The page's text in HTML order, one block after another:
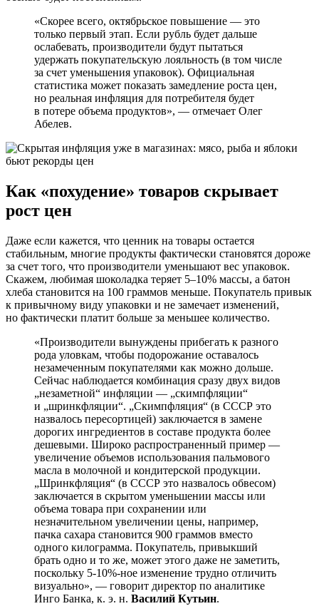
«Скорее всего, октябрьское повышение — это
только первый этап. Если рубль будет дальше
ослабевать, производители будут пытаться
удержать покупательскую лояльность (в том числе
за счет уменьшения упаковок). Официальная
статистика может показать замедление роста цен,
но реальная инфляция для потребителя будет
в потере объема продуктов», — отмечает Олег
Абелев.
Как «похудение» товаров скрывает
рост цен
Даже если кажется, что ценник на товары остается
стабильным, многие продукты фактически становятся дороже
за счет того, что производители уменьшают вес упаковок.
Скажем, любимая шоколадка теряет 5–10% массы, а батон
хлеба становится на 100 граммов меньше. Покупатель привык
к привычному виду упаковки и не замечает изменений,
но фактически платит больше за меньшее количество.
«Производители вынуждены прибегать к разного
рода уловкам, чтобы подорожание оставалось
незамеченным покупателями как можно дольше.
Сейчас наблюдается комбинация сразу двух видов
„незаметной“ инфляции — „скимпфляции“
и „шринкфляции“. „Скимпфляция“ (в СССР это
назвалось пересортицей) заключается в замене
дорогих ингредиентов в составе продукта более
дешевыми. Широко распространенный пример —
увеличение объемов использования пальмового
масла в молочной и кондитерской продукции.
„Шринкфляция“ (в СССР это назвалось обвесом)
заключается в скрытом уменьшении массы или
объема товара при сохранении или
незначительном увеличении цены, например,
пачка сахара становится 900 граммов вместо
одного килограмма. Покупатель, привыкший
брать одно и то же, может этого даже не заметить,
поскольку 5-10%-ное изменение трудно отличить
визуально», — говорит директор по аналитике
Инго Банка, к. э. н. Василий Кутьин.